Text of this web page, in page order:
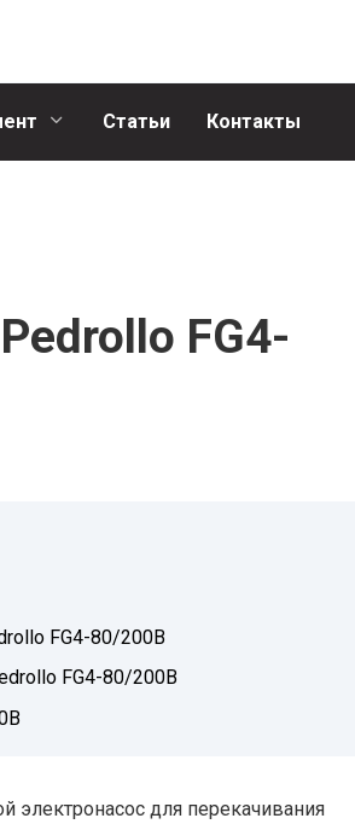
Статьи Контакты
FG4-
FG4-80/200B
FG4-80/200B
электронасос для перекачивания